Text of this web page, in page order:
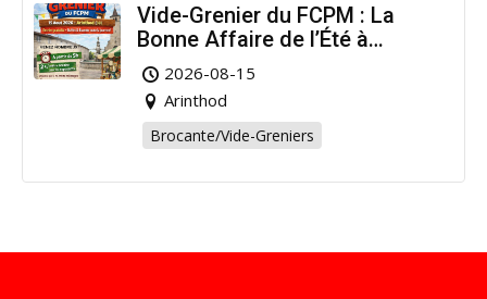
Vide-Grenier du FCPM : La
Bonne Affaire de l’Été à
Arinthod !
2026-08-15
Arinthod
Brocante/Vide-Greniers